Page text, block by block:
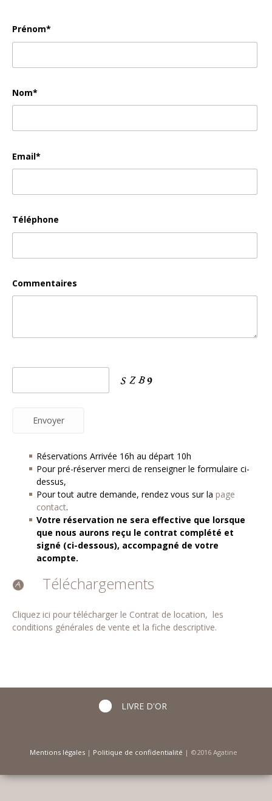
Prénom*
Nom*
Email*
Téléphone
Commentaires
Réservations Arrivée 16h au départ 10h
Pour pré-réserver merci de renseigner le formulaire ci-
dessus,
Pour tout autre demande, rendez vous sur la page
contact.
Votre réservation ne sera effective que lorsque
que nous aurons reçu le contrat complété et
signé (ci-dessous), accompagné de votre
acompte.
Téléchargements
Cliquez ici pour télécharger le Contrat de location, les
conditions générales de vente et la fiche descriptive.
LIVRE D'OR
Mentions légales| Politique de confidentialité | ©2016 Agatine